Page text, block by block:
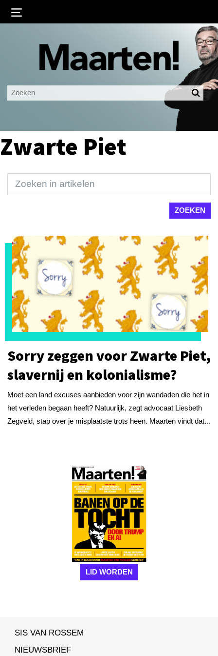
Ingelogd blijven
LOGIN
Zwarte Piet
Sorry zeggen voor Zwarte Piet,
slavernij en kolonialisme?
Moet een land excuses aanbieden voor zijn wandaden die het in
het verleden begaan heeft? Natuurlijk, zegt advocaat Liesbeth
Zegveld, stap over je misplaatste trots heen. Maarten vindt dat...
LID WORDEN
SIS VAN ROSSEM
NIEUWSBRIEF